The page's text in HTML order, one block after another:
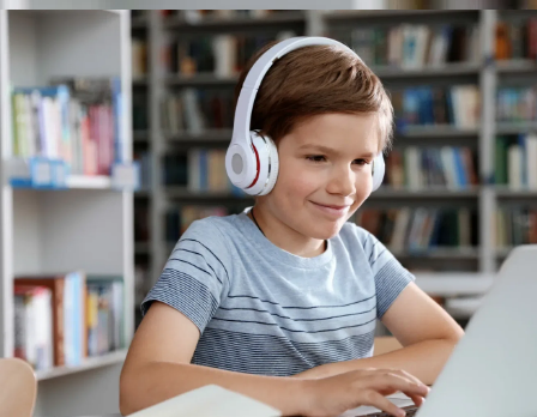
Карьерная консультация
Выбрать удобное время для звонка
СтажировкиДетские курсыБлогСобытия
Отзывы Выпускники
КонтактыОплатаСертификатВопросы и ответы
Аудиокнига QAПолитика конфиденциальности
©2016 - 2025 PASV. All rights reserved.